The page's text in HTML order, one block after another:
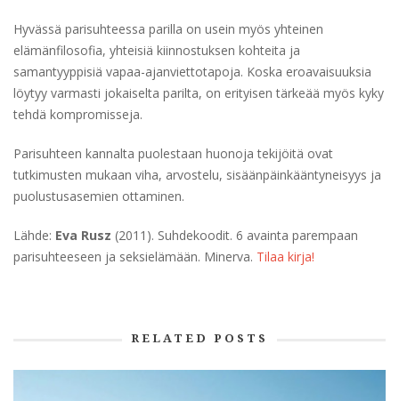
Hyvässä parisuhteessa parilla on usein myös yhteinen
elämänfilosofia, yhteisiä kiinnostuksen kohteita ja
samantyyppisiä vapaa-ajanviettotapoja. Koska eroavaisuuksia
löytyy varmasti jokaiselta parilta, on erityisen tärkeää myös kyky
tehdä kompromisseja.
Parisuhteen kannalta puolestaan huonoja tekijöitä ovat
tutkimusten mukaan viha, arvostelu, sisäänpäinkääntyneisyys ja
puolustusasemien ottaminen.
Lähde: Eva Rusz (2011). Suhdekoodit. 6 avainta parempaan
parisuhteeseen ja seksielämään. Minerva. Tilaa kirja!
RELATED POSTS